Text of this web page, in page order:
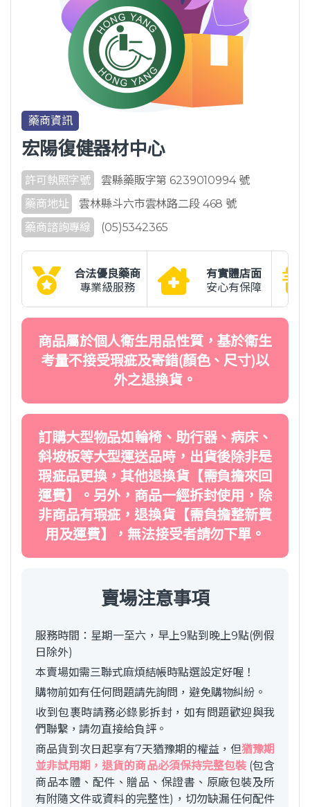
藥商資訊
宏陽復健器材中心
許可執照字號
雲縣藥販字第 6239010994 號
藥商地址
雲林縣斗六市雲林路二段 468 號
藥商諮詢專線
(05)5342365
合法優良藥商
專業級服務
有實體店面
安心有保障
商品屬於個人衛生用品性質，基於衛生
考量不接受瑕疵及寄錯(顏色、尺寸)以
外之退換貨。
訂購大型物品如輪椅、助行器、病床、
斜坡板等大型運送品時，出貨後除非是
瑕疵品更換，其他退換貨【需負擔來回
運費】。另外，商品一經拆封使用，除
非商品有瑕疵，退換貨【需負擔整新費
用及運費】，無法接受者請勿下單。
賣場注意事項
服務時間：星期一至六，早上9點到晚上9點(例假
日除外)
本賣場如需三聯式麻煩結帳時點選設定好喔！
購物前如有任何問題請先詢問，避免購物糾紛。
收到包裹時請務必錄影拆封，如有問題歡迎與我
們聯繫，請勿直接給負評。
商品貨到次日起享有7天猶豫期的權益，但猶豫期
並非試用期，退貨的商品必須保持完整包裝(包含
商品本體、配件、贈品、保證書、原廠包裝及所
有附隨文件或資料的完整性)，切勿缺漏任何配件